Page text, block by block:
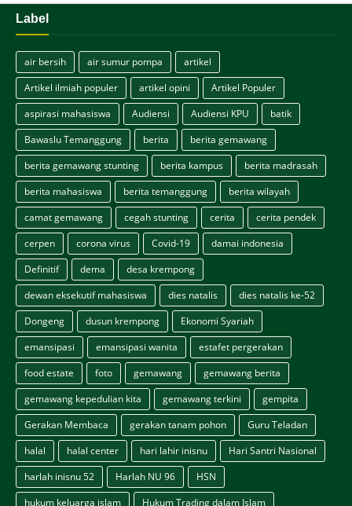
Label
air bersih air sumur pompa
artikel
Artikel ilmiah populer
artikel opini
Artikel Populer
aspirasi mahasiswa
Audiensi Audiensi KPU
batik
Bawaslu Temanggung
berita
berita gemawang
berita gemawang stunting
berita kampus
berita madrasah
berita mahasiswa
berita temanggung
berita wilayah
camat gemawang
cegah stunting cerita
cerita pendek
cerpen
corona virus Covid-19
damai indonesia
Definitif
dema
desa krempong
dewan eksekutif mahasiswa
dies natalis
dies natalis ke-52
Dongeng
dusun krempong
Ekonomi Syariah
emansipasi
emansipasi wanita
estafet pergerakan
food estate
foto gemawang
gemawang berita
gemawang kepedulian kita
gemawang terkini
gempita
Gerakan Membaca
gerakan tanam pohon
Guru Teladan
halal
halal center hari lahir inisnu
Hari Santri Nasional
harlah inisnu 52
Harlah NU 96
HSN
hukum keluarga islam
Hukum Trading dalam Islam